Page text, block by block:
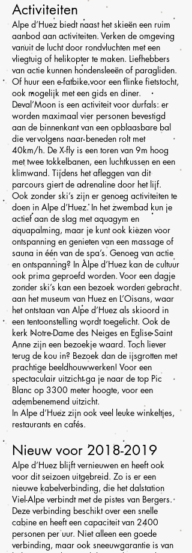
Activiteiten
Alpe d’Huez biedt naast het skieën een ruim
aanbod aan activiteiten. Verken de omgeving
vanuit de lucht door rondvluchten met een
vliegtuig of helikopter te maken. Liefhebbers
van actie kunnen hondensleeën of paragliden.
Of huur een e-fatbike voor een flinke fietstocht,
ook mogelijk met een gids en diner.
Deval’Moon is een activiteit voor durfals: er
worden maximaal vier personen bevestigd
aan de binnenkant van een opblaasbare bal
die vervolgens naar beneden rolt met
40km/h. De X-fly is een toren van 9m hoog
met twee tokkelbanen, een luchtkussen en een
klimwand. Tijdens het afleggen van dit
parcours giert de adrenaline door het lijf.
Ook zonder ski’s zijn er genoeg activiteiten te
doen in Alpe d’Huez. In het zwembad kun je
actief aan de slag met aquagym en
aquapalming, maar je kunt ook kiezen voor
ontspanning en genieten van een massage of
sauna in één van de spa’s. Genoeg van actie
en ontspanning? In Alpe d’Huez kan de cultuur
ook prima geproefd worden. Voor een dagje
zonder ski’s kan een bezoek worden gebracht
aan het museum van Huez en L’Oisans, waar
het ontstaan van Alpe d’Huez als skioord in
een tentoonstelling wordt toegelicht. Ook de
kerk Notre-Dame des Neiges en Eglise Saint
Anne zijn een bezoekje waard. Toch liever
terug de kou in? Bezoek dan de ijsgrotten met
prachtige beeldhouwwerken! Voor een
spectaculair uitzicht ga je naar de top Pic
Blanc op 3300 meter hoogte, voor een
adembenemend uitzicht.
In Alpe d’Huez zijn ook veel leuke winkeltjes,
restaurants en cafés.
Nieuw voor 2018-2019
Alpe d’Huez blijft vernieuwen en heeft ook
voor dit seizoen uitgebreid. Zo is er een
nieuwe kabelverbinding, die het dalstation
Viel-Alpe verbindt met de pistes van Bergers.
Deze verbinding beschikt over een snelle
cabine en heeft een capaciteit van 2400
personen per uur. Niet alleen een goede
verbinding, maar ook sneeuwgarantie is van